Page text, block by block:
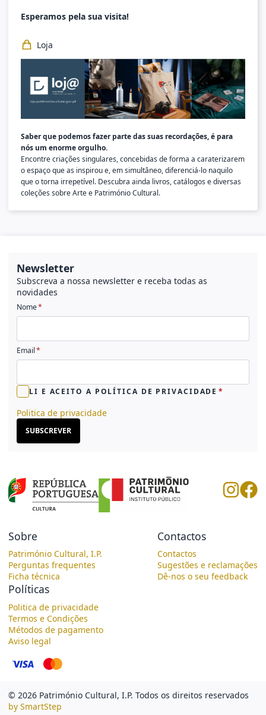
Esperamos pela sua visita!
Loja
Saber que podemos fazer parte das suas recordações, é para
nós um enorme orgulho.
Encontre criações singulares, concebidas de forma a caraterizarem
o espaço que as inspirou e, em simultâneo, diferenciá-lo naquilo
que o torna irrepetível. Descubra ainda livros, catálogos e diversas
coleções sobre Arte e Património Cultural.
Newsletter
Subscreva a nossa newsletter e receba todas as
novidades
Nome
Email
LI E ACEITO A POLÍTICA DE PRIVACIDADE
Politica de privacidade
SUBSCREVER
Sobre
Património Cultural, I.P.
Perguntas frequentes
Ficha técnica
Contactos
Contactos
Sugestões e reclamações
Dê-nos o seu feedback
Políticas
Politica de privacidade
Termos e Condições
Métodos de pagamento
Aviso legal
© 2026 Património Cultural, I.P. Todos os direitos reservados
by SmartStep